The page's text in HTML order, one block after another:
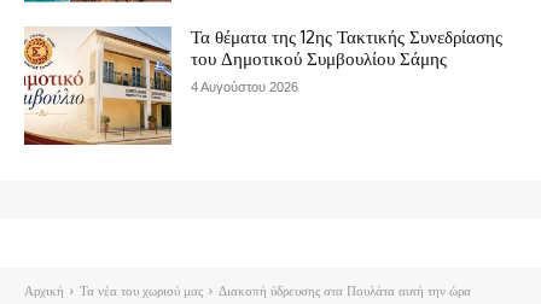
Τα θέματα της 12ης Τακτικής Συνεδρίασης
του Δημοτικού Συμβουλίου Σάμης
4 Αυγούστου 2026